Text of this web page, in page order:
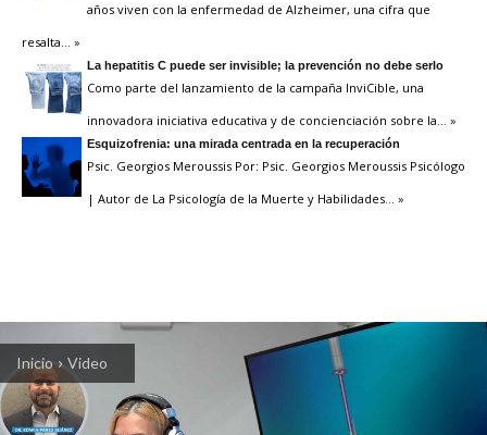
años viven con la enfermedad de Alzheimer, una cifra que
resalta… »
La hepatitis C puede ser invisible; la prevención no debe serlo
Como parte del lanzamiento de la campaña InviCible, una
innovadora iniciativa educativa y de concienciación sobre la… »
Esquizofrenia: una mirada centrada en la recuperación
Psic. Georgios Meroussis Por: Psic. Georgios Meroussis Psicólogo
| Autor de La Psicología de la Muerte y Habilidades… »